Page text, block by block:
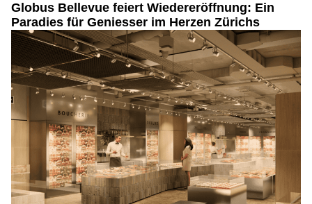
Globus Bellevue feiert Wiedereröffnung: Ein
Paradies für Geniesser im Herzen Zürichs